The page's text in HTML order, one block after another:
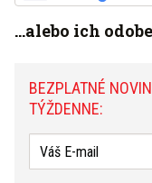
PRIHLÁSIŤ NA
...alebo ich
BEZPLATNÉ
TÝŽDENNE: